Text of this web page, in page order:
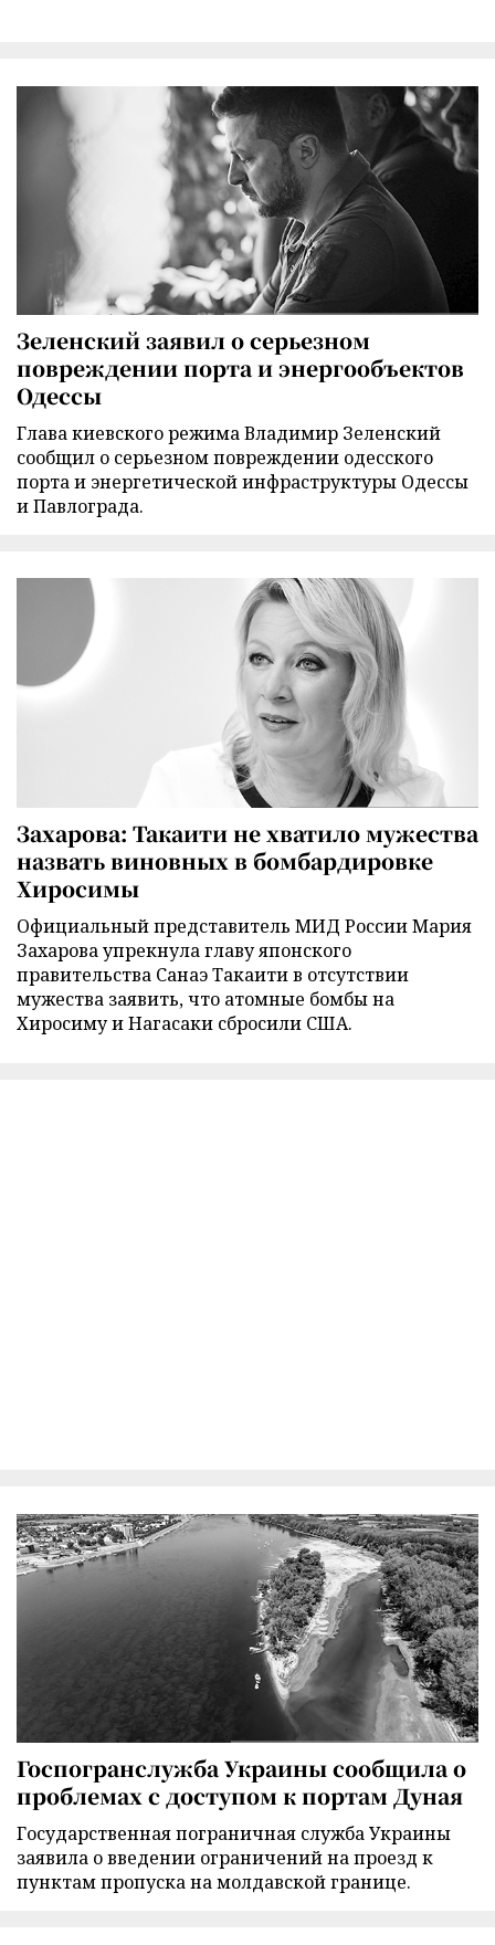
Зеленский заявил о серьезном
повреждении порта и энергообъектов
Одессы
Глава киевского режима Владимир Зеленский
сообщил о серьезном повреждении одесского
порта и энергетической инфраструктуры Одессы
и Павлограда.
Захарова: Такаити не хватило мужества
назвать виновных в бомбардировке
Хиросимы
Официальный представитель МИД России Мария
Захарова упрекнула главу японского
правительства Санаэ Такаити в отсутствии
мужества заявить, что атомные бомбы на
Хиросиму и Нагасаки сбросили США.
Госпогранслужба Украины сообщила о
проблемах с доступом к портам Дуная
Государственная пограничная служба Украины
заявила о введении ограничений на проезд к
пунктам пропуска на молдавской границе.